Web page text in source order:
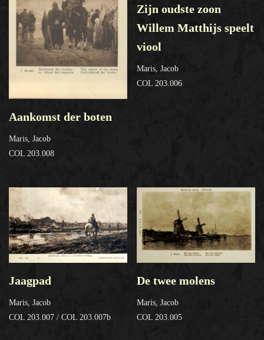
Aankomst der boten
Maris, Jacob
COL 203.008
Zijn oudste zoon
Willem Matthijs speelt
viool
Maris, Jacob
COL 203.006
Jaagpad
Maris, Jacob
COL 203.007 / COL 203.007b
De twee molens
Maris, Jacob
COL 203.005